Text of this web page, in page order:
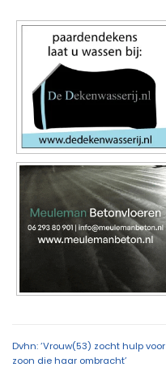
Dvhn: ‘Vrouw(53) zocht hulp voor
zoon die haar ombracht’